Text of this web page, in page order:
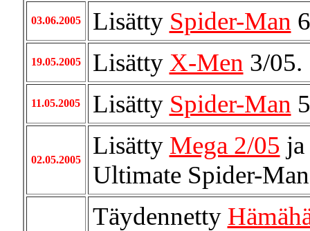
03.06.2005 Lisätty Spider-Man
19.05.2005 Lisätty X-Men 3/05.
11.05.2005 Lisätty Spider-Man
02.05.2005
Lisätty Mega 2/05
Ultimate Spider-
Täydennetty